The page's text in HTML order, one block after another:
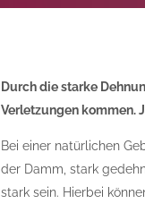
Durch die starke
Verletzungen kommen.
Bei einer natürlichen
der Damm, stark
stark sein. Hierbei